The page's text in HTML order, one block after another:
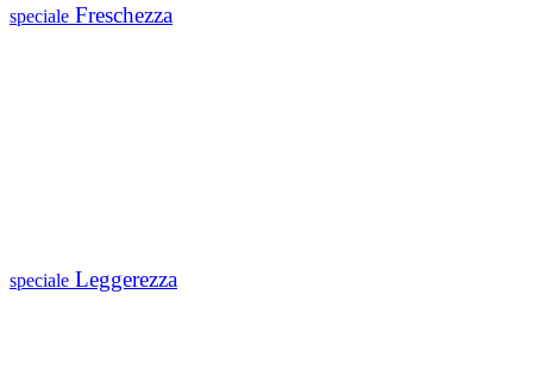
speciale Freschezza
speciale Leggerezza